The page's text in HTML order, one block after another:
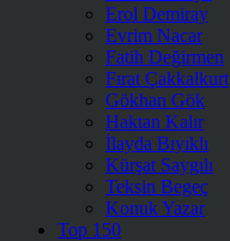
Erol Demiray
Evrim Nacar
Fatih Değirmen
Fırat Çakkalkurt
Gökhan Gök
Haktan Kalır
İlayda Bıyıklı
Kürşat Saygılı
Teksin Begeç
Konuk Yazar
Top 150